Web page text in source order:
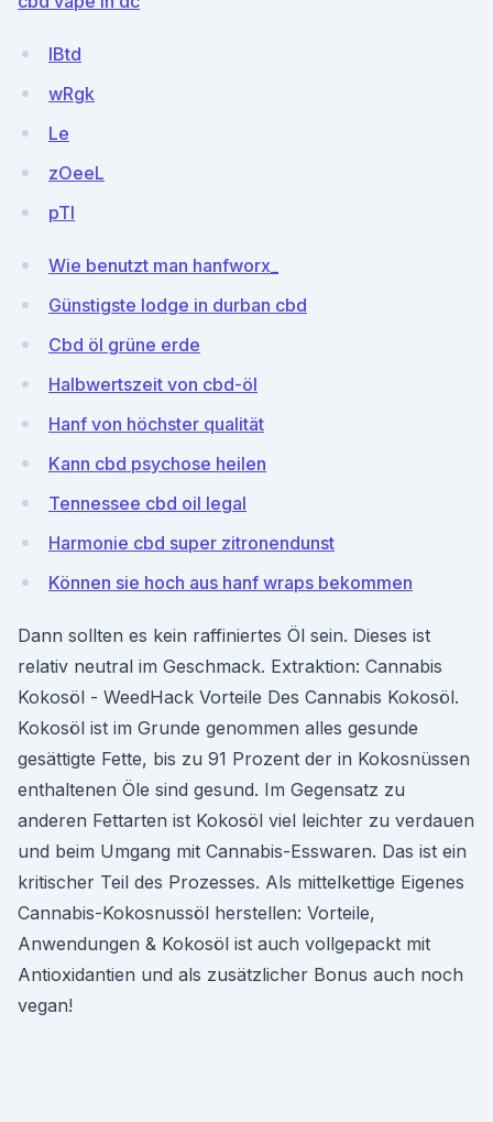
IBtd
wRgk
Le
zOeeL
pTl
Wie benutzt man hanfworx_
Günstigste lodge in durban cbd
Cbd öl grüne erde
Halbwertszeit von cbd-öl
Hanf von höchster qualität
Kann cbd psychose heilen
Tennessee cbd oil legal
Harmonie cbd super zitronendunst
Können sie hoch aus hanf wraps bekommen
Dann sollten es kein raffiniertes Öl sein. Dieses ist
relativ neutral im Geschmack. Extraktion: Cannabis
Kokosöl - WeedHack Vorteile Des Cannabis Kokosöl.
Kokosöl ist im Grunde genommen alles gesunde
gesättigte Fette, bis zu 91 Prozent der in Kokosnüssen
enthaltenen Öle sind gesund. Im Gegensatz zu
anderen Fettarten ist Kokosöl viel leichter zu verdauen
und beim Umgang mit Cannabis-Esswaren. Das ist ein
kritischer Teil des Prozesses. Als mittelkettige Eigenes
Cannabis-Kokosnussöl herstellen: Vorteile,
Anwendungen & Kokosöl ist auch vollgepackt mit
Antioxidantien und als zusätzlicher Bonus auch noch
vegan!